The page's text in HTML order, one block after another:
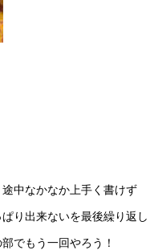
中なかなか上手く書けず
り出来ないを最後繰り返し
でもう一回やろう！